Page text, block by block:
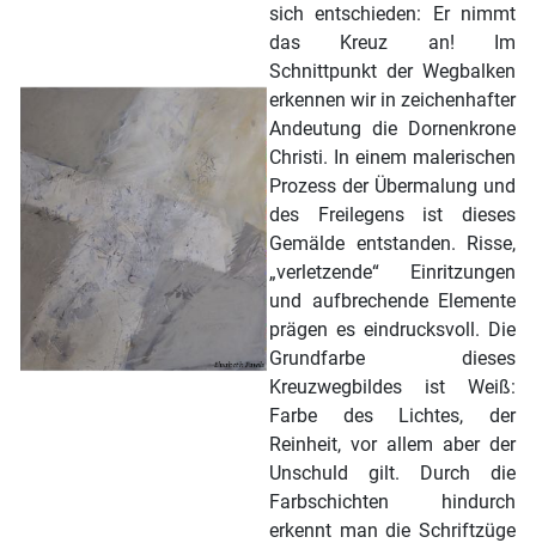
sich entschieden: Er nimmt
das Kreuz an! Im
Schnittpunkt der Wegbalken
erkennen wir in zeichenhafter
Andeutung die Dornenkrone
Christi. In einem malerischen
Prozess der Übermalung und
des Freilegens ist dieses
Gemälde entstanden. Risse,
„verletzende“ Einritzungen
und aufbrechende Elemente
prägen es eindrucksvoll. Die
Grundfarbe dieses
Kreuzwegbildes ist Weiß:
Farbe des Lichtes, der
Reinheit, vor allem aber der
Unschuld gilt. Durch die
Farbschichten hindurch
erkennt man die Schriftzüge